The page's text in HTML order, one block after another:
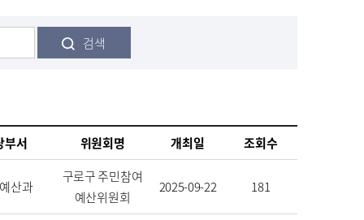
검색
부서 위원회명 개최일 조회수
산과
구로구 주민참여
예산위원회
2025-09-22 181